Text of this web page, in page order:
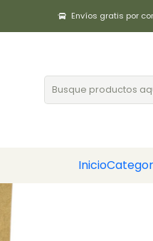
Inicio
Envíos gratis por
Inicio Aliños /